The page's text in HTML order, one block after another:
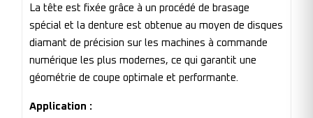
La tête est fixée grâce à un procédé de brasage
spécial et la denture est obtenue au moyen de disques
diamant de précision sur les machines à commande
numérique les plus modernes, ce qui garantit une
géométrie de coupe optimale et performante.
Application :